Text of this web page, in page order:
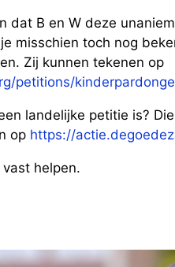
dat B en W deze
misschien toch nog
Zij kunnen tekenen op
petitions/
landelijke petitie is?
op https://
helpen.